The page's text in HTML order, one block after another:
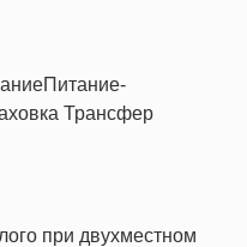
Питание-
Трансфер
при двухместном